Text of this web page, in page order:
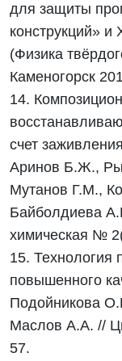
для защиты
конструкций»
(Физика
Каменогорск
14.
счет
Аринов Б.Ж.,
Мутанов Г.М.,
Байболдиева
химическая №
15. Технология
повышенного
Подойникова
Маслов А.А. //
57.